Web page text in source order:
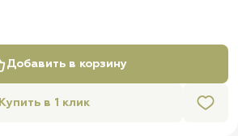
Добавить в корзину
Купить в 1 клик